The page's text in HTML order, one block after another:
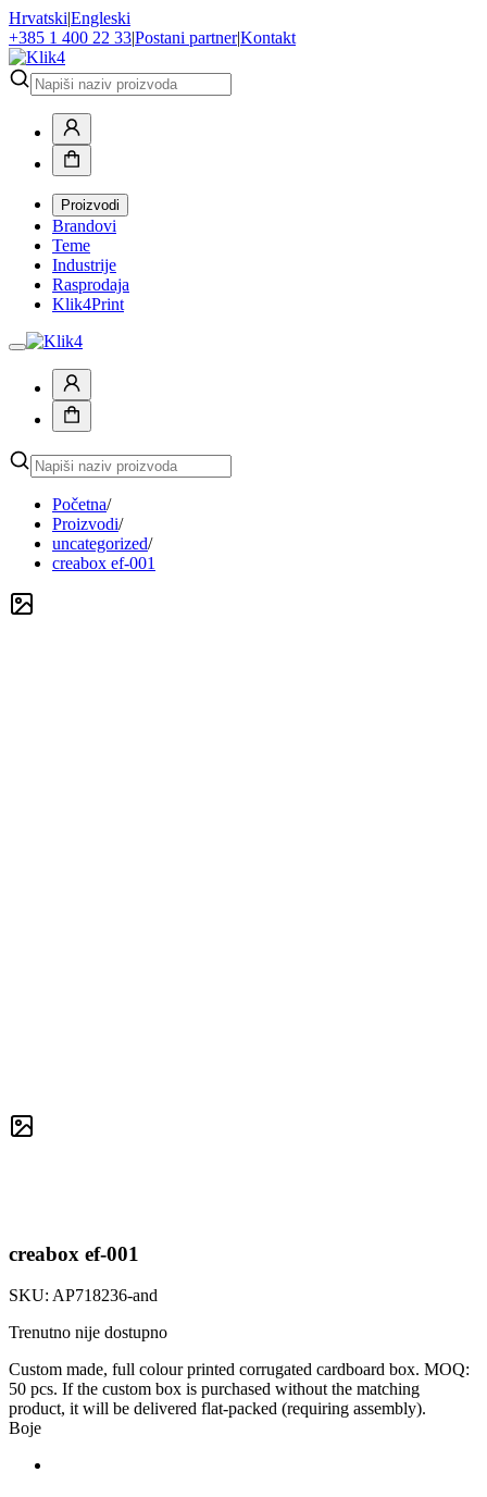
Hrvatski|Engleski
+385 1 400 22 33|Postani partner|Kontakt
Proizvodi
Brandovi
Teme
Industrije
Rasprodaja
Klik4Print
Početna/
Proizvodi/
uncategorized/
creabox ef-001
creabox ef-001
SKU: AP718236-and
Trenutno nije dostupno
Custom made, full colour printed corrugated cardboard box. MOQ:
50 pcs. If the custom box is purchased without the matching
product, it will be delivered flat-packed (requiring assembly).
Boje